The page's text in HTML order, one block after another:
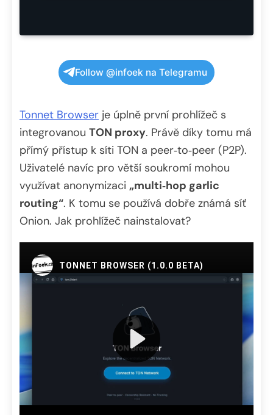
Follow @infoek na Telegramu
Tonnet Browser je úplně první prohlížeč s
integrovanou TON proxy. Právě díky tomu má
přímý přístup k síti TON a peer‑to‑peer (P2P).
Uživatelé navíc pro větší soukromí mohou
využívat anonymizaci „multi‑hop garlic
routing“. K tomu se používá dobře známá síť
Onion. Jak prohlížeč nainstalovat?